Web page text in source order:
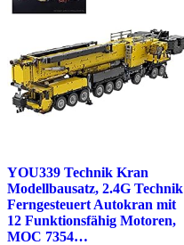
YOU339 Technik Kran
Modellbausatz, 2.4G Technik
Ferngesteuert Autokran mit
12 Funktionsfähig Motoren,
MOC 7354…